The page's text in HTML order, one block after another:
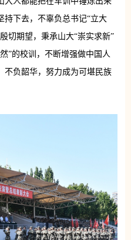
持下去，不辜负总书记“立大
切期望，秉承山大“崇实求新”
”的校训，不断增强做中国人
不负韶华，努力成为可堪民族